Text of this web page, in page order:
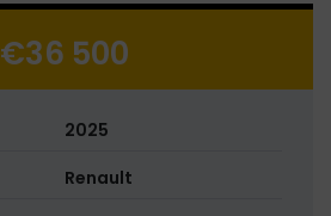
€36 500
2025
Renault